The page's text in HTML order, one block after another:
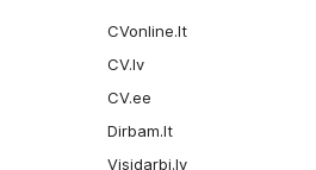
CVonline.lt
CV.lv
CV.ee
Dirbam.It
Visidarbi.lv